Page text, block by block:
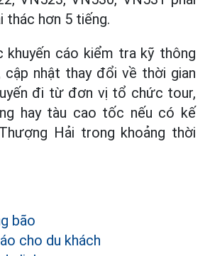
thác hơn 5 tiếng.
khuyến cáo kiểm tra kỹ thông
nhật thay đổi về thời gian
đi từ đơn vị tổ chức tour,
hay tàu cao tốc nếu có kế
Hải trong khoảng thời
bão
cho du khách